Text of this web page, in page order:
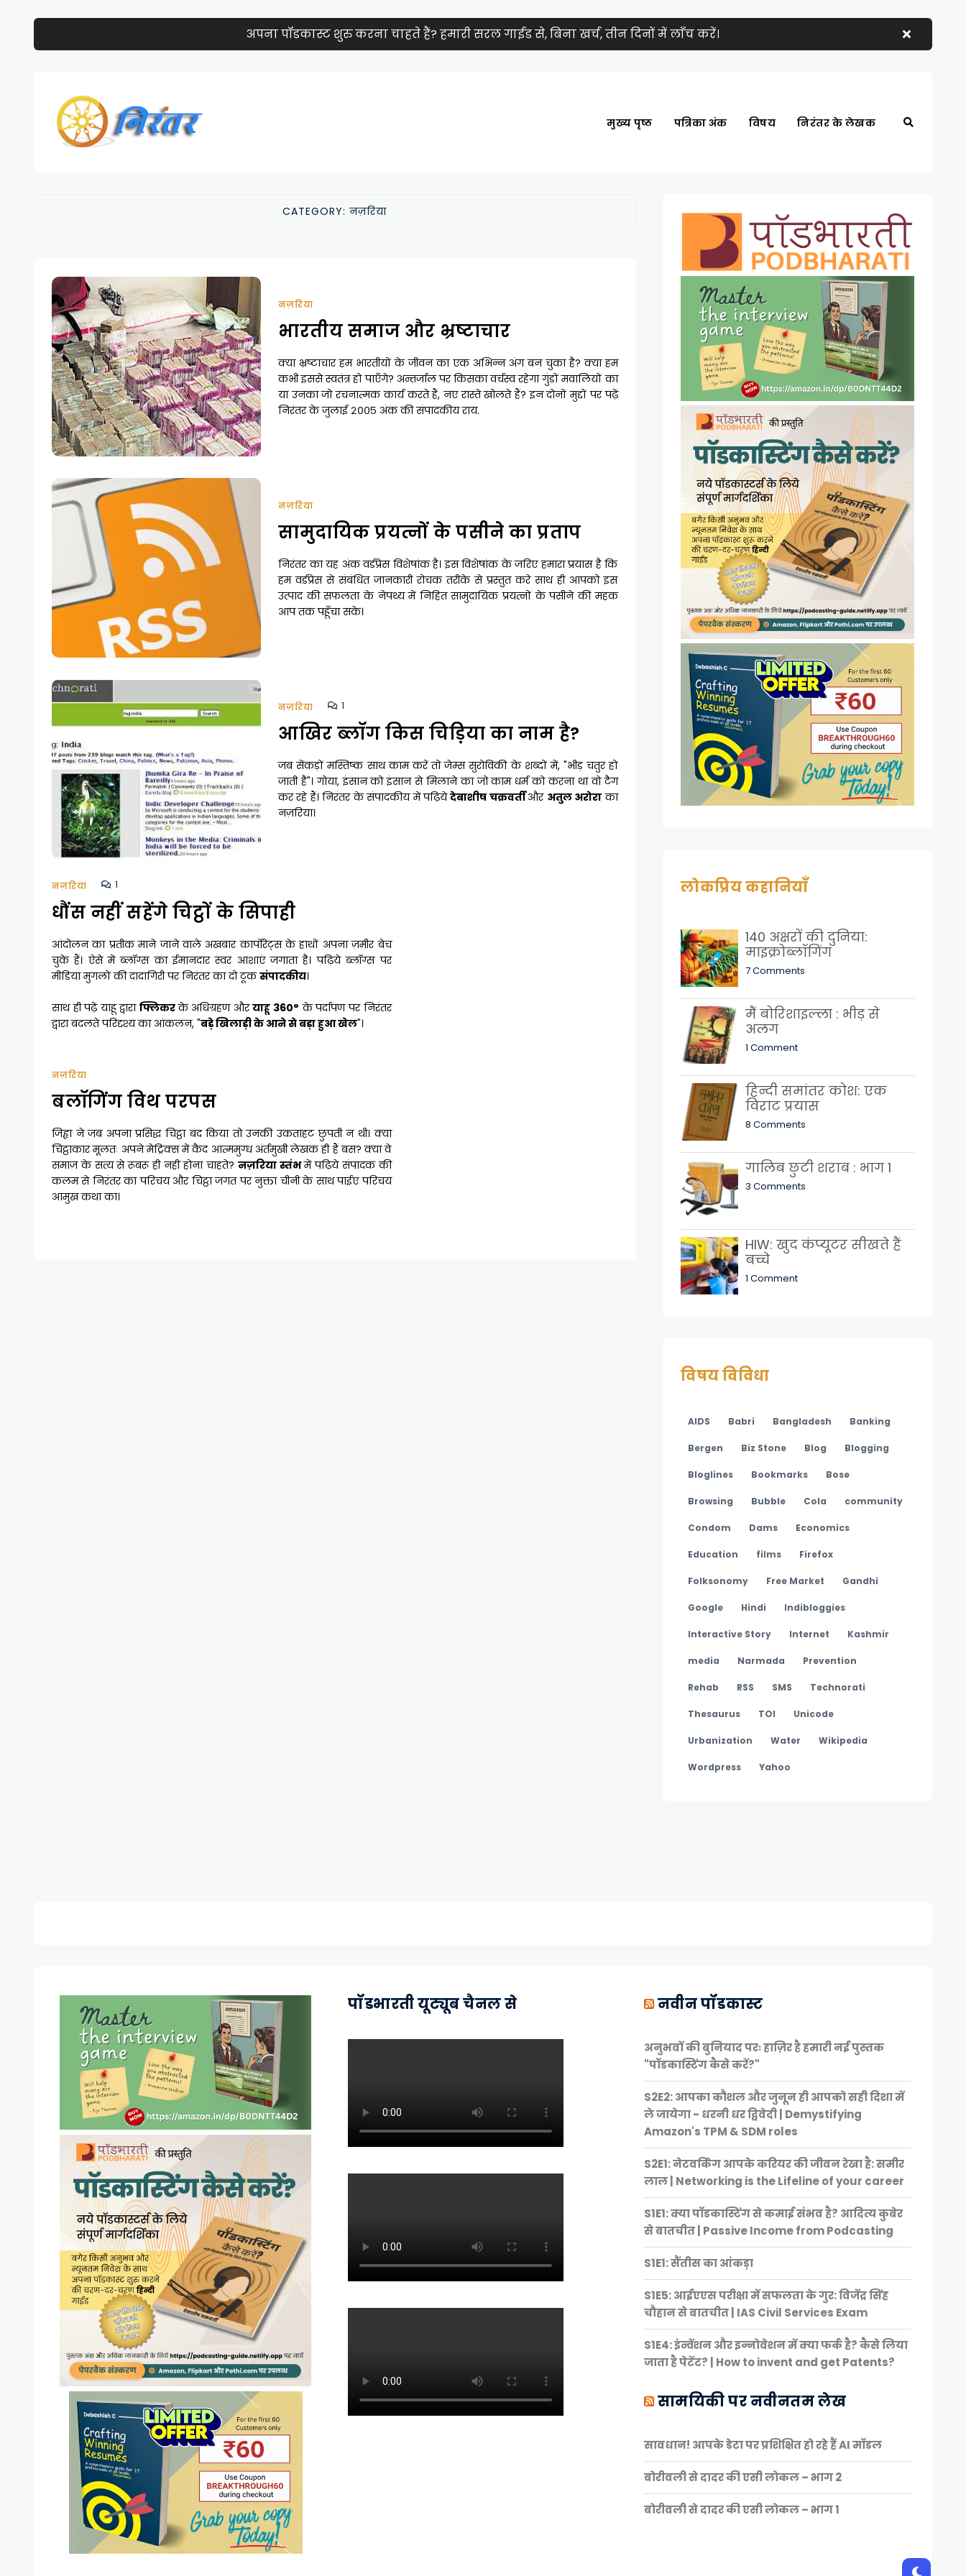
अपना पॉडकास्ट शुरु करना चाहते हैं? हमारी सरल गाईड से, बिना खर्च, तीन दिनों में लाँच करें।
मुख्य पृष्ठ पत्रिका अंक विषय निरंतर के लेखक
CATEGORY:नज़रिया
नज़रिया
भारतीय समाज और भ्रष्टाचार
क्या भ्रष्टाचार हम भारतीयों के जीवन का एक अभिन्न अंग बन चुका है? क्या हम
कभी इससे स्वतंत्र हो पाएँगे? अन्तर्जाल पर किसका वर्चस्व रहेगा गुंडों मवालियों का
या उनका जो रचनात्मक कार्य करते हैं, नए रास्ते खोलते हैं? इन दोनों मुद्दों पर पढ़ें
निरंतर के जुलाई २००५ अंक की संपादकीय राय.
नज़रिया
सामुदायिक प्रयत्नों के पसीने का प्रताप
निरंतर का यह अंक वर्डप्रेस विशेषांक है। इस विशेषांक के जरिए हमारा प्रयास है कि
हम वर्डप्रेस से संबंधित जानकारी रोचक तरीके से प्रस्तुत करे साथ ही आपको इस
उत्पाद की सफलता के नेपथ्य में निहित सामुदायिक प्रयत्नों के पसीने की महक
आप तक पहूँचा सके।
नज़रिया 1
आखिर ब्लॉग किस चिड़िया का नाम है?
जब सेंकड़ों मस्तिष्क साथ काम करें तो जेम्स सुरोविकी के शब्दों में, "भीड़ चतुर हो
जाती है"। गोया, इंसान को इंसान से मिलाने का जो काम धर्म को करना था वो टैग
कर रहे हैं। निरंतर के संपादकीय में पढ़ियेदेबाशीष चक्रवर्तीऔर अतुल अरोरा का
नज़रिया।
नज़रिया 1
धौंस नहीं सहेंगे चिट्ठों के सिपाही
आंदोलन का प्रतीक माने जाने वाले अखबार कार्पोरेट्स के हाथों अपना ज़मीर बेच
चुके हैं। ऐसे में ब्लॉग्स का ईमानदार स्वर आशाएं जगाता है। पढ़िये ब्लॉग्स पर
मीडिया मुगलों की दादागिरी पर निरंतर का दो टूकसंपादकीय।
साथ ही पढ़ें याहू द्वाराफ्लिकरके अधिग्रहण औरयाहू 360° के पर्दापण पर निरंतर
द्वारा बदलते परिदृश्य का आंकलन, "बड़े खिलाड़ी के आने से बड़ा हुआ खेल"।
नज़रिया
बलॉगिंग विथ परपस
जिह्वा ने जब अपना प्रसिद्ध चिट्ठा बंद किया तो उनकी उकताहट छुपती न थी। क्या
चिट्ठाकार मूलतः अपने मेट्रिक्स में कैद आत्ममुग्ध अंर्तमुखी लेखक ही हैं बस? क्या वे
समाज के सत्य से रूबरू ही नहीं होना चाहते? नज़रिया स्तंभमें पढ़िये संपादक की
कलम से निरंतर का परिचय और चिट्ठा जगत पर नुक्ता चीनी के साथ पाईए परिचय
आमुख कथा का।
लोकप्रिय कहानियाँ
140 अक्षरों की दुनिया:
माइक्रोब्लॉगिंग
7 Comments
मैं बोरिशाइल्ला : भीड़ से
अलग
1 Comment
हिन्दी समांतर कोश: एक
विराट प्रयास
8 Comments
गालिब छुटी शराब : भाग 1
3 Comments
HIW: खुद कंप्यूटर सीखते हैं
बच्चे
1 Comment
विषय विविधा
AIDS Babri Bangladesh Banking
Bergen Biz Stone Blog Blogging
Bloglines Bookmarks Bose
Browsing Bubble Cola community
Condom Dams Economics
Education films Firefox
Folksonomy Free Market Gandhi
Google Hindi Indibloggies
Interactive Story Internet Kashmir
media Narmada Prevention
Rehab RSS SMS Technorati
Thesaurus TOI Unicode
Urbanization Water Wikipedia
Wordpress Yahoo
पॉडभारती यूट्यूब चैनल से नवीन पॉडकास्ट
अनुभवों की बुनियाद परः हाज़िर है हमारी नई पुस्तक
"पॉडकास्टिंग कैसे करें?"
S2E2: आपका कौशल और जुनून ही आपको सही दिशा में
ले जायेगा - धरनी धर द्विवेदी | Demystifying
Amazon's TPM & SDM roles
S2E1: नेटवर्किंग आपके करियर की जीवन रेखा है: समीर
लाल | Networking is the Lifeline of your career
S1E1: क्या पॉडकास्टिंग से कमाई संभव है? आदित्य कुबेर
से बातचीत | Passive Income from Podcasting
S1E1: सैंतीस का आंकड़ा
S1E5: आईएएस परीक्षा में सफलता के गुर: विजेंद्र सिंह
चौहान से बातचीत | IAS Civil Services Exam
S1E4: इंन्वेंशन और इन्नोवेशन में क्या फर्क है? कैसे लिया
जाता है पेटेंट? | How to invent and get Patents?
सामयिकी पर नवीनतम लेख
सावधान! आपके डेटा पर प्रशिक्षित हो रहे हैं AI मॉडल
बोरीवली से दादर की एसी लोकल – भाग 2
बोरीवली से दादर की एसी लोकल – भाग 1